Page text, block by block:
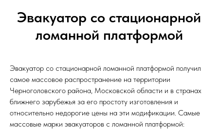
Эвакуатор со стационарной
ломанной платформой
Эвакуатор со стационарной ломанной платформой получил
самое массовое распространение на территории
Черноголовского района, Московской области и в странах
ближнего зарубежья за его простоту изготовления и
относительно недорогие цены на эти модификации. Самые
массовые марки эвакуаторов с ломанной платформой: